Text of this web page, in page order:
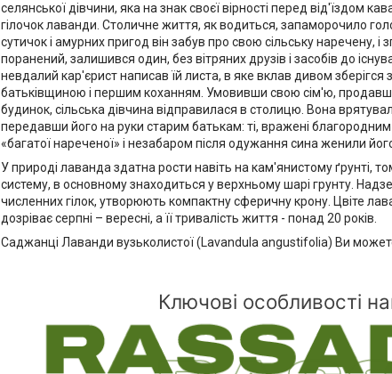
селянської дівчини, яка на знак своєї вірності перед від'їздом
гілочок лаванди. Столичне життя, як водиться, запаморочило
сутичок і амурних пригод він забув про свою сільську наречену, і
поранений, залишився один, без вітряних друзів і засобів до
невдалий кар'єрист написав їй листа, в яке вклав дивом
батьківщиною і першим коханням. Умовивши свою сім'ю, продавши
будинок, сільська дівчина відправилася в столицю. Вона
передавши його на руки старим батькам: ті, вражені
«багатої нареченої» і незабаром після одужання сина женили
У природі лаванда здатна рости навіть на кам'янистому ґрунті,
систему, в основному знаходиться у верхньому шарі грунту.
численних гілок, утворюють компактну сферичну крону. Цвіте
дозріває серпні – вересні, а її тривалість життя - понад 20 років.
Саджанці Лаванди вузьколистої (Lavandula angustifolia) Ви
Ключові особливості